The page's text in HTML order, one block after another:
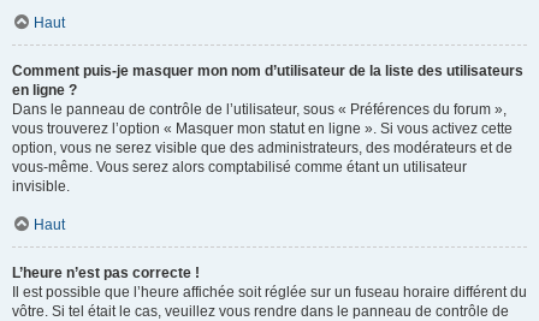
Haut
Comment puis-je masquer mon nom d’utilisateur de la liste des utilisateurs
en ligne ?
Dans le panneau de contrôle de l’utilisateur, sous « Préférences du forum »,
vous trouverez l’option « Masquer mon statut en ligne ». Si vous activez cette
option, vous ne serez visible que des administrateurs, des modérateurs et de
vous-même. Vous serez alors comptabilisé comme étant un utilisateur
invisible.
Haut
L’heure n’est pas correcte !
Il est possible que l’heure affichée soit réglée sur un fuseau horaire différent du
vôtre. Si tel était le cas, veuillez vous rendre dans le panneau de contrôle de